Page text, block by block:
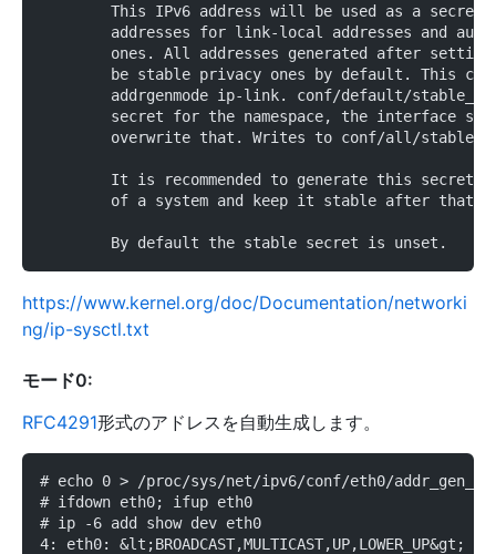
This IPv6 address will be used as a secret
addresses for link-local addresses and
ones. All addresses generated after
be stable privacy ones by default. This
addrgenmode ip-link. conf/default/
secret for the namespace, the interface
overwrite that. Writes to conf/all/
It is recommended to generate this secret
	of a system and keep it stable after that.
	By default the stable secret is unset.
https://www.kernel.org/doc/Documentation/networki
ng/ip-sysctl.txt
モード0:
RFC4291形式のアドレスを自動生成します。
# echo 0 > /proc/sys/net/ipv6/conf/eth0/
# ifdown eth0; ifup eth0
# ip -6 add show dev eth0
4: eth0: